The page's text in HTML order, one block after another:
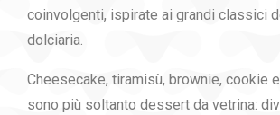
coinvolgenti, ispirate ai grandi classici
dolciaria.
Cheesecake, tiramisù, brownie, cookie
sono più soltanto dessert da vetrina: